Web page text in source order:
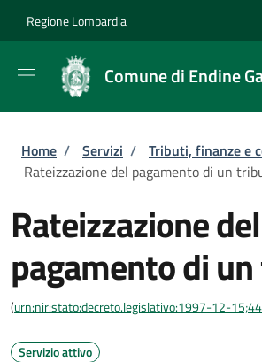
Regione Lombardia
Comune di Endine
Briciole di pane
Home / Servizi / Tributi, finanze e
Rateizzazione del pagamento di un
Rateizzazione del
pagamento di
(urn:nir:stato:decreto.legislativo:1997-12-
Servizio attivo